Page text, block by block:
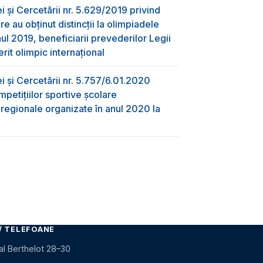
și Cercetării nr. 5.629/2019 privind
au obţinut distincţii la olimpiadele
2019, beneficiarii prevederilor Legii
olimpic internațional
și Cercetării nr. 5.757/6.01.2020
sportive școlare
organizate în anul 2020 la
TELEFOANE
Berthelot 28–30